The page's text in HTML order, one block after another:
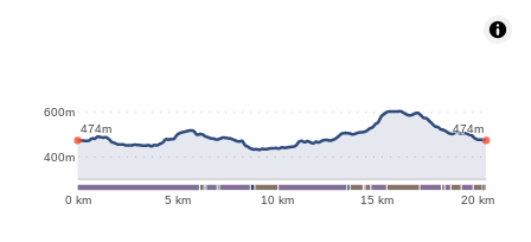
0 km 5 km 10 km 15 km 20 km
400m
600m
474m 474m